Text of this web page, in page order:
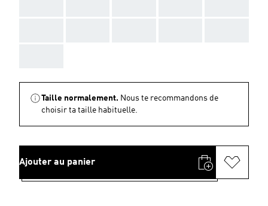
Taille normalement. Nous te recommandons de
choisir ta taille habituelle.
Ajouter au panier